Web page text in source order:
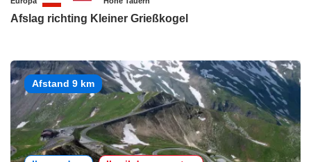
Afslag richting Kleiner Grießkogel
Afstand 9 km